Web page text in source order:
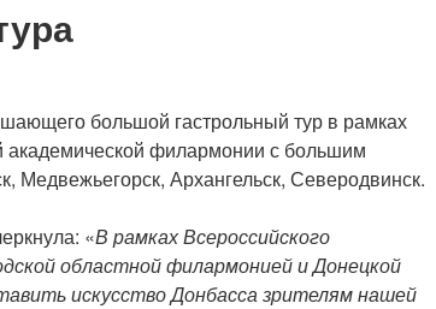
большой гастрольный тур в рамках
академической филармонии с большим
Медвежьегорск, Архангельск, Северодвинск.
«В рамках Всероссийского
областной филармонией и Донецкой
искусство Донбасса зрителям нашей